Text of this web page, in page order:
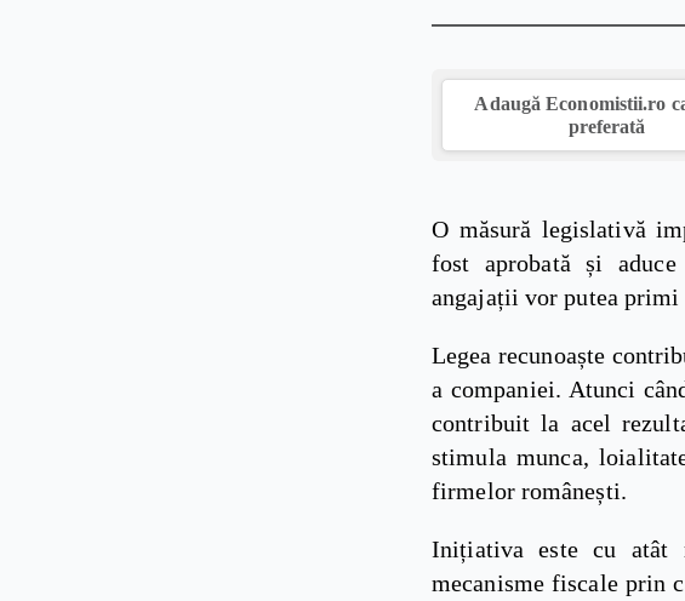
Adaugă Economistii.ro
preferată
O măsură legislativă
fost aprobată și
angajații vor putea
Legea recunoaște
a companiei. Atunci
contribuit la acel
stimula munca,
firmelor românești.
Inițiativa este cu atât
mecanisme fiscale prin